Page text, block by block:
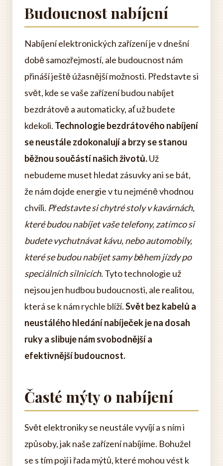
Budoucnost nabíjení
Nabíjení elektronických zařízení je v dnešní
době samozřejmostí, ale budoucnost nám
přináší ještě úžasnější možnosti. Představte si
svět, kde se vaše zařízení budou nabíjet
bezdrátově a automaticky, ať už budete
kdekoli. Technologie bezdrátového nabíjení
se neustále zdokonalují a brzy se stanou
běžnou součástí našich životů.Už
nebudeme muset hledat zásuvky ani se bát,
že nám dojde energie v tu nejméně vhodnou
chvíli. Představte si chytré stoly v kavárnách,
které budou nabíjet vaše telefony, zatímco si
budete vychutnávat kávu, nebo automobily,
které se budou nabíjet samy během jízdy po
speciálních silnicích.Tyto technologie už
nejsou jen hudbou budoucnosti, ale realitou,
která se k nám rychle blíží.Svět bez kabelů a
neustálého hledání nabíječek je na dosah
ruky a slibuje nám svobodnější a
efektivnější budoucnost.
Časté mýty o nabíjení
Svět elektroniky se neustále vyvíjí a s ním i
způsoby, jak naše zařízení nabíjíme. Bohužel
se s tím pojí i řada mýtů, které mohou vést k